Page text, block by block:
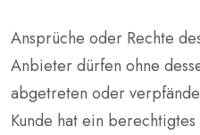
Ansprüche oder Rechte
Anbieter dürfen ohne
abgetreten oder
Kunde hat ein